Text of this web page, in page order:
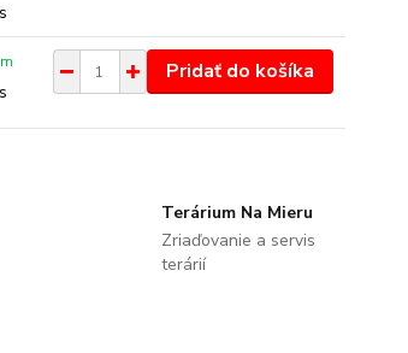
Pridať do košíka
Terárium Na Mieru
Zriaďovanie a servis
terárií